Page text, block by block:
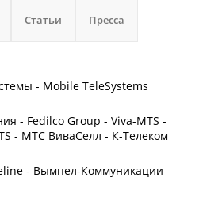
Статьи Пресса
- Mobile TeleSystems
- Fedilco Group - Viva-MTS -
- МТС ВиваСелл - К-Телеком
- Вымпел-Коммуникации